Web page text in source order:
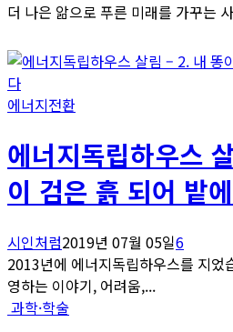
더 나은 앎으로 푸른 미래를 가꾸는
에너지전환
에너지독립하우스
이 검은 흙 되어 밭
시인처럼2019년 07월 05일6
2013년에 에너지독립하우스를 지었
영하는 이야기, 어려움,...
과학·학술